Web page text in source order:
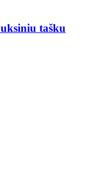
tašku